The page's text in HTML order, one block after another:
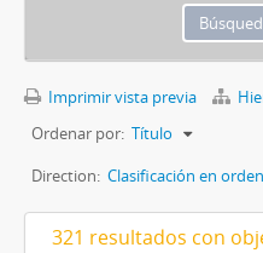
Imprimir vista previa
Ordenar por: Título
Direction: Clasificación en
321 resultados con